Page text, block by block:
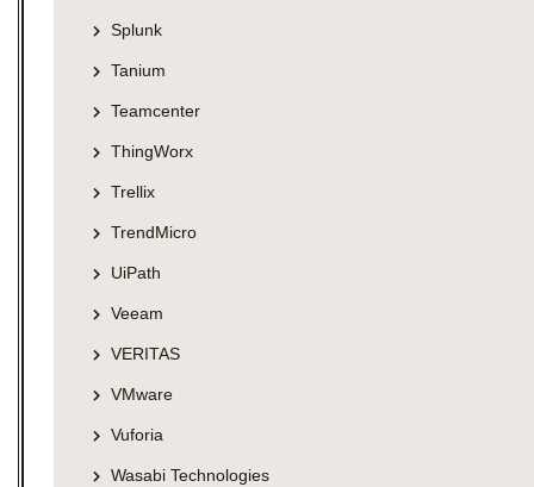
Splunk
Tanium
Teamcenter
ThingWorx
Trellix
TrendMicro
UiPath
Veeam
VERITAS
VMware
Vuforia
Wasabi Technologies